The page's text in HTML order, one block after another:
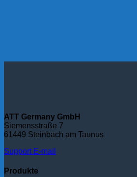
ATT Germany GmbH
Siemensstraße 7
61449 Steinbach am Taunus
Support E-mail
Produkte